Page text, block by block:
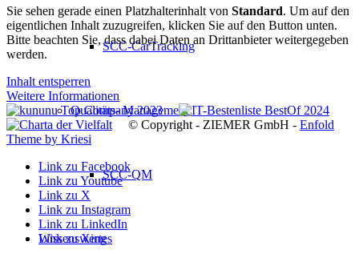
SCC-CarTracking
Qualitäts- Management
SCC-QM
Wissenswertes
Sie sehen gerade einen Platzhalterinhalt von Standard. Um auf den
eigentlichen Inhalt zuzugreifen, klicken Sie auf den Button unten.
Bitte beachten Sie, dass dabei Daten an Drittanbieter weitergegeben
werden.
Inhalt entsperren
Weitere Informationen
© Copyright - ZIEMER GmbH - Enfold
Theme by Kriesi
Link zu Facebook
Link zu Youtube
Link zu X
Link zu Instagram
Link zu LinkedIn
Link zu Xing